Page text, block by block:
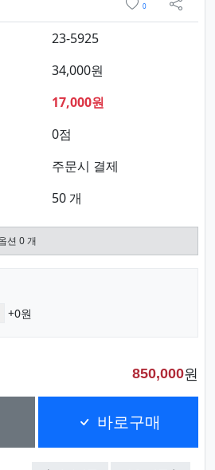
0
sns 공
23-5925
34,000원
17,000원
0점
주문시 결제
50 개
션 0 개
가
+0원
850,000원
바로구매